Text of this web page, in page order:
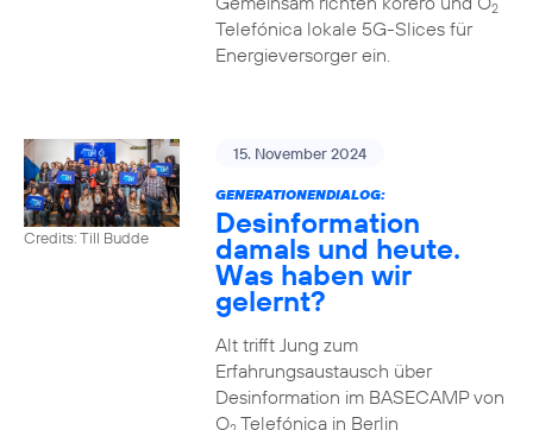
2
Telefónica lokale 5G-Slices für
Energieversorger ein.
Credits: Till Budde
15. November 2024
GENERATIONENDIALOG:
Desinformation
damals und heute.
Was haben wir
gelernt?
Alt trifft Jung zum
Erfahrungsaustausch über
Desinformation im BASECAMP von
O Telefónica in Berlin